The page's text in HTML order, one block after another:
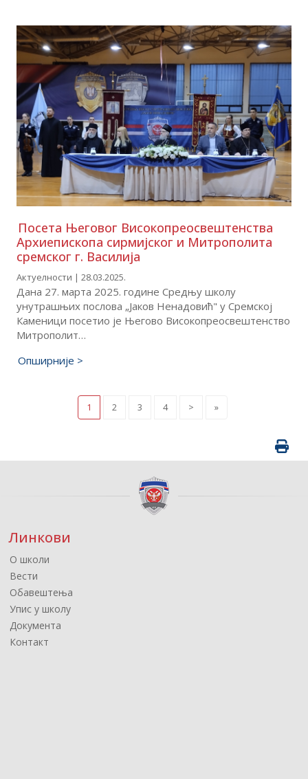
Посета Његовог Високопреосвештенства
Архиепископа сирмијског и Митрополита
сремског г. Василија
Актуелности | 28.03.2025.
Дана 27. марта 2025. године Средњу школу
унутрашњих послова „Јаков Ненадовић" у Сремској
Каменици посетио је Његово Високопреосвештенство
Митрополит…
Опширније >
1 2 3 4 > »
Линкови
О школи
Вести
Обавештења
Упис у школу
Документа
Контакт